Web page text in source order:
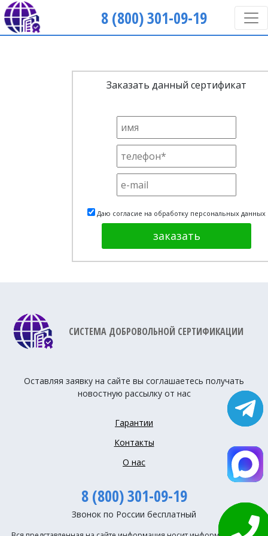
8 (800) 301-09-19
Заказать данный сертификат
Даю согласие на обработку персональных данных
СИСТЕМА ДОБРОВОЛЬНОЙ СЕРТИФИКАЦИИ
Оставляя заявку на сайте вы соглашаетесь получать
новостную рассылку от нас
Гарантии
Контакты
О нас
8 (800) 301-09-19
Звонок по России бесплатный